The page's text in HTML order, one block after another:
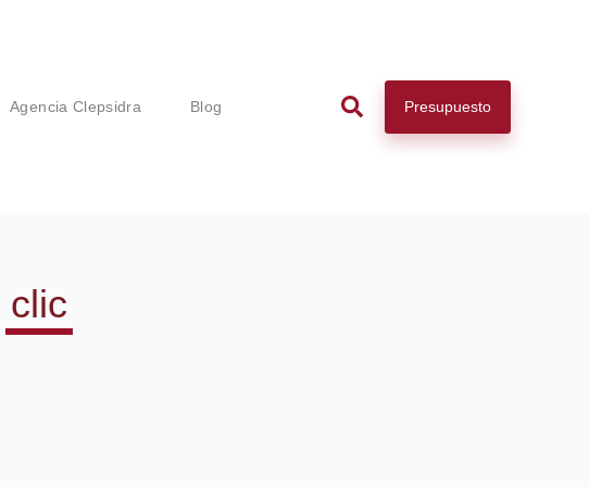
Agencia Clepsidra Blog Presupuesto
clic